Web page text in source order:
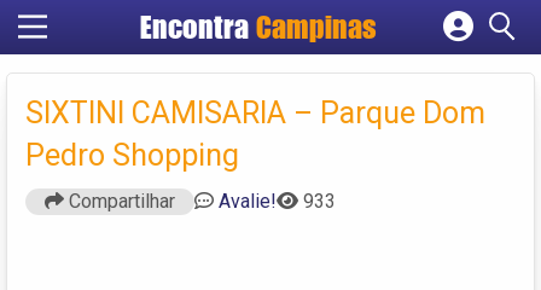
Encontra Campinas
Cadastrar empresa
Criar conta
SIXTINI CAMISARIA – Parque Dom
Pedro Shopping
Compartilhar Avalie! 933